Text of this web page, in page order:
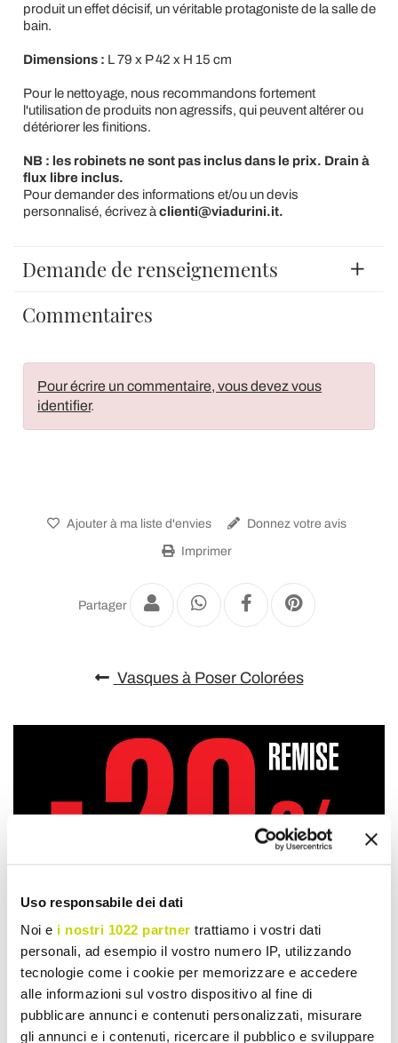
Uso responsabile dei dati
Noi e i nostri 1022 partner trattiamo i vostri dati
personali, ad esempio il vostro numero IP, utilizzando
tecnologie come i cookie per memorizzare e accedere
alle informazioni sul vostro dispositivo al fine di
pubblicare annunci e contenuti personalizzati, misurare
gli annunci e i contenuti, ricercare il pubblico e sviluppare
produit un effet décisif, un véritable protagoniste de la salle de
bain.
Dimensions : L 79 x P 42 x H 15 cm
Pour le nettoyage, nous recommandons fortement
l'utilisation de produits non agressifs, qui peuvent altérer ou
détériorer les finitions.
NB : les robinets ne sont pas inclus dans le prix. Drain à
flux libre inclus.
Pour demander des informations et/ou un devis
personnalisé, écrivez à clienti@viadurini.it.
Demande de renseignements
Commentaires
Pour écrire un commentaire, vous devez vous
identifier.
Ajouter à ma liste d'envies Donnez votre avis
Imprimer
Partager
Vasques à Poser Colorées